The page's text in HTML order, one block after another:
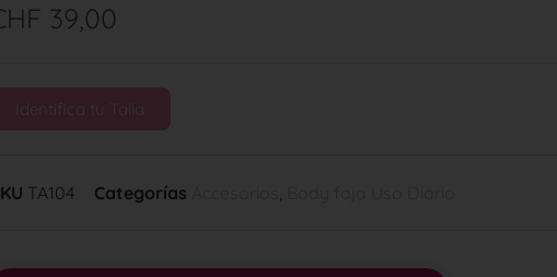
39,00
Identifica tu Talla
TA104 Categorías